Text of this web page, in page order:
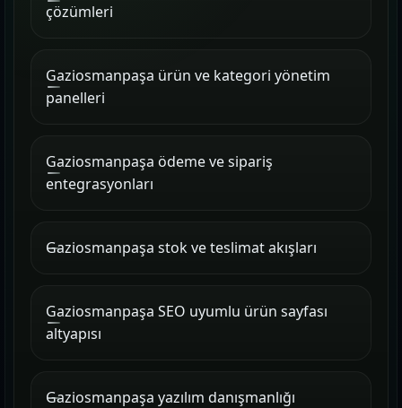
çözümleri
Gaziosmanpaşa ürün ve kategori yönetim
panelleri
Gaziosmanpaşa ödeme ve sipariş
entegrasyonları
Gaziosmanpaşa stok ve teslimat akışları
Gaziosmanpaşa SEO uyumlu ürün sayfası
altyapısı
Gaziosmanpaşa yazılım danışmanlığı